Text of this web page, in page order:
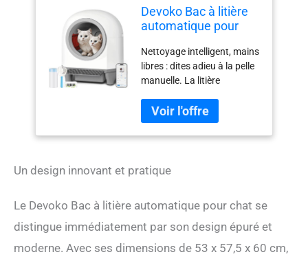
Devoko Bac à litière
automatique pour
application avec 9
capteurs de sécurité |
Bac à litière fermé
extra large pour
plusieurs chats |
Silencieux et
économe en énergie |
Nettoyage intelligent, mains
libres : dites adieu à la pelle
manuelle. La litière
offre trois modes de
nettoyage (automatique,
programmé, manuel),
intelligemment après
compartiment à déchets
entièrement fermé permet
contact – il suffit de
Un design innovant et pratique
Le Devoko Bac à litière automatique pour chat se
distingue immédiatement par son design épuré et
moderne. Avec ses dimensions de 53 x 57,5 x 60 cm,